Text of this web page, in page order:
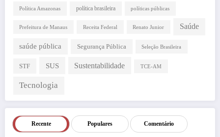
Política Amazonas política brasileira políticas públicas
Prefeitura de Manaus Receita Federal Renato Junior Saúde
saúde pública Segurança Pública Seleção Brasileira
STF SUS Sustentabilidade TCE-AM
Tecnologia
Recente Populares Comentário